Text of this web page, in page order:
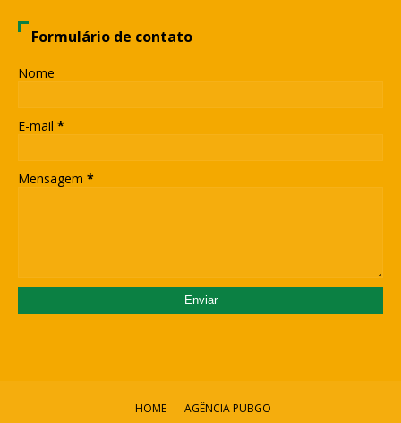
Formulário de contato
Nome
E-mail *
Mensagem *
HOME AGÊNCIA PUBGO